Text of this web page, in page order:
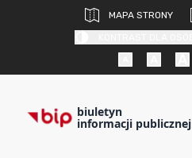
MAPA STRONY
biuletyn
informacji publicznej